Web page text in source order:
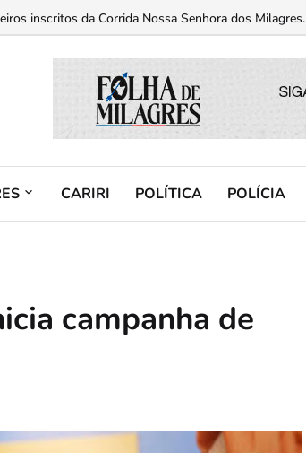
inscritos da Corrida Nossa Senhora dos
CARIRI POLÍTICA POLÍCIA
campanha de